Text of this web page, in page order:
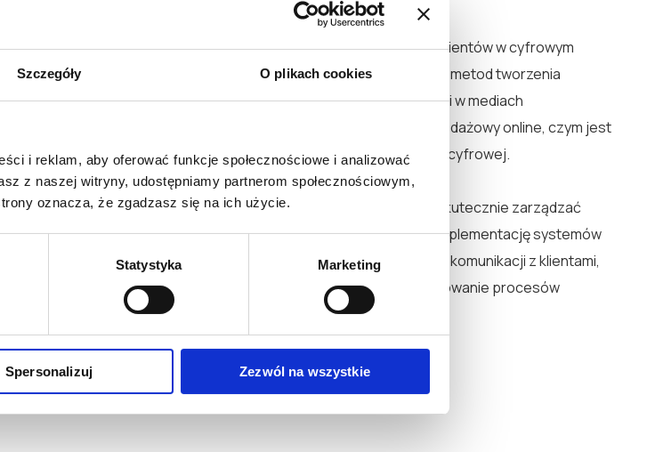
Szczegóły O plikach cookies
i reklam, aby oferować funkcje społecznościowe i analizować
z naszej witryny, udostępniamy partnerom społecznościowym,
oznacza, że zgadzasz się na ich użycie.
Statystyka Marketing
Spersonalizuj Zezwól na wszystkie
Z drugiej strony musisz wiedzieć jak skutecznie zdobywać klientów w cyfrowym
świecie. To wymaga zrozumienia marketingu, wypracowania metod tworzenia
angażującego contentu, działań SEO i budowania obecności w mediach
społecznościowych. Musisz rozumieć, jak działa lejek sprzedażowy online, czym jest
persona w marketingu i jak budować zaufanie w przestrzeni cyfrowej.
Jak już zdobędziesz klientów, musisz znaleźć sposób, aby skutecznie zarządzać
procesami sprzedażowymi i marketingowymi. To oznacza implementację systemów
CRM dostosowanych do specyfiki kancelarii, automatyzację komunikacji z klientami,
monitorowanie wskaźników efektywności i ciągłe optymalizowanie procesów
biznesowych.
Dołączam do społeczności!